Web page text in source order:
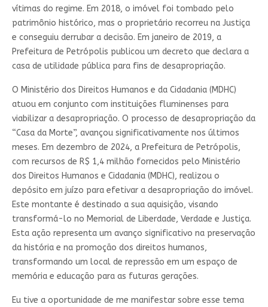
vítimas do regime. Em 2018, o imóvel foi tombado pelo
patrimônio histórico, mas o proprietário recorreu na Justiça
e conseguiu derrubar a decisão. Em janeiro de 2019, a
Prefeitura de Petrópolis publicou um decreto que declara a
casa de utilidade pública para fins de desapropriação.
O Ministério dos Direitos Humanos e da Cidadania (MDHC)
atuou em conjunto com instituições fluminenses para
viabilizar a desapropriação. O processo de desapropriação da
“Casa da Morte”, avançou significativamente nos últimos
meses. Em dezembro de 2024, a Prefeitura de Petrópolis,
com recursos de R$ 1,4 milhão fornecidos pelo Ministério
dos Direitos Humanos e Cidadania (MDHC), realizou o
depósito em juízo para efetivar a desapropriação do imóvel.
Este montante é destinado a sua aquisição, visando
transformá-lo no Memorial de Liberdade, Verdade e Justiça.​
Esta ação representa um avanço significativo na preservação
da história e na promoção dos direitos humanos,
transformando um local de repressão em um espaço de
memória e educação para as futuras gerações.
Eu tive a oportunidade de me manifestar sobre esse tema